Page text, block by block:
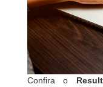
Confira o